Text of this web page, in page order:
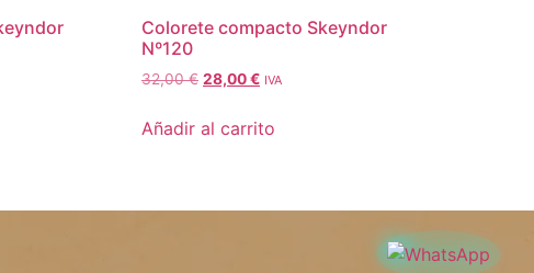
Colorete compacto Skeyndor
Nº120
32,00€ 28,00€ IVA
Añadir al carrito